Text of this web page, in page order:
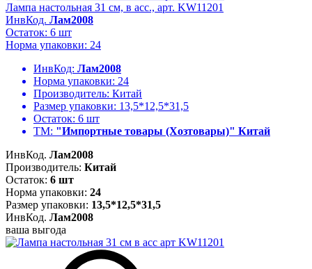
Лампа настольная 31 см, в асс., арт. KW11201
ИнвКод. Лам2008
Остаток: 6 шт
Норма упаковки: 24
ИнвКод: Лам2008
Норма упаковки: 24
Производитель: Китай
Размер упаковки: 13,5*12,5*31,5
Остаток: 6 шт
ТМ: "Импортные товары (Хозтовары)" Китай
ИнвКод. Лам2008
Производитель: Китай
Остаток: 6 шт
Норма упаковки: 24
Размер упаковки: 13,5*12,5*31,5
ИнвКод. Лам2008
ваша выгода